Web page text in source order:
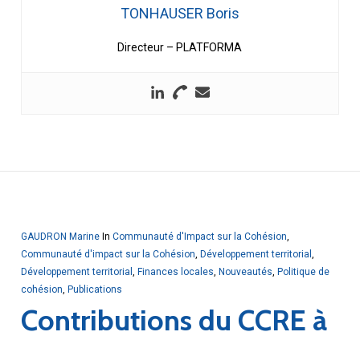
TONHAUSER Boris
Directeur – PLATFORMA
GAUDRON Marine In Communauté d'Impact sur la Cohésion
Communauté d'impact sur la Cohésion Développement territorial
Développement territorial
Finances locales Nouveautés Politique de
cohésion Publications
Contributions du CCRE à